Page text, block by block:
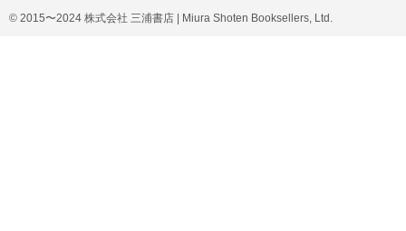
© 2015〜2024 株式会社 三浦書店 | Miura Shoten Booksellers, Ltd.